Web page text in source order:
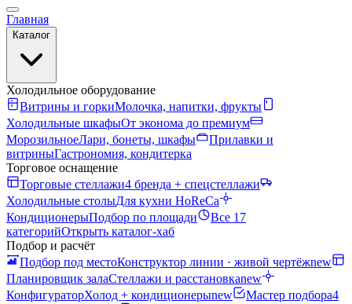
Главная
Каталог
Холодильное оборудование
Витрины и горкиМолочка, напитки, фрукты
Холодильные шкафыОт эконома до премиум
МорозильноеЛари, бонеты, шкафы
Прилавки и
витриныГастрономия, кондитерка
Торговое оснащение
Торговые стеллажи4 бренда + спецстеллажи
Холодильные столыДля кухни HoReCa
КондиционерыПодбор по площади
Все 17
категорийОткрыть каталог-хаб
Подбор и расчёт
Подбор под местоКонструктор линии · живой чертёжnew
Планировщик залаСтеллажи и расстановкаnew
КонфигураторХолод + кондиционерыnew Мастер подбора4